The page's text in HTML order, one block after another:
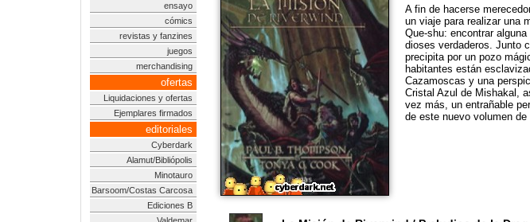
ensayo
cómics
revistas y fanzines
juegos
merchandising
ofertas
Liquidaciones y ofertas
Ejemplares firmados
editoriales
Cyberdark
Alamut/Bibliópolis
Minotauro
Barsoom/Costas Carcosa
Ediciones B
A fin de hacerse
un viaje para realizar una
Que-shu: encontrar
dioses verdaderos. Junto
precipita por un pozo
habitantes están
Cazamoscas y una
Cristal Azul de Mishakal,
vez más, un entrañable
de este nuevo volumen